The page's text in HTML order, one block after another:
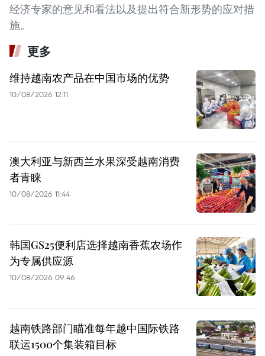
经济专家的意见和看法以及提出符合新形势的应对措
施。
更多
维持越南农产品在中国市场的优势
10/08/2026 12:11
澳大利亚与新西兰水果深受越南消费
者青睐
10/08/2026 11:44
韩国GS25便利店选择越南香蕉农场作
为专属供应源
10/08/2026 09:46
越南铁路部门瞄准每年越中国际铁路
联运1500个集装箱目标